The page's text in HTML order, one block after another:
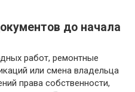
до начала
работ, ремонтные
или смена владельца
права собственности,